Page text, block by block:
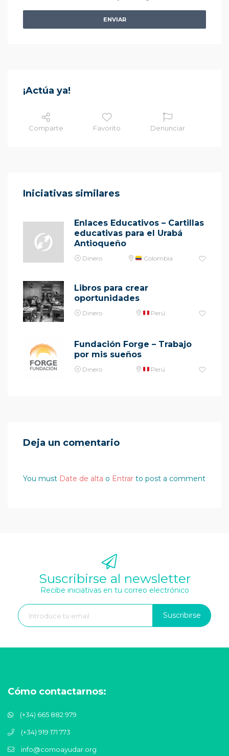
ENVIAR
¡Actúa ya!
Comparte Favorito Denunciar
Iniciativas similares
Enlaces Educativos – Cartillas
educativas para el Urabá
Antioqueño
Dinero Colombia
Libros para crear
oportunidades
Dinero Perú
Fundación Forge – Trabajo
por mis sueños
Dinero Perú
Deja un comentario
You must Date de alta o Entrar to post a comment
Suscribirse al newsletter
Recibe iniciativas en tu correo electrónico
Suscribirse
Cómo contactarnos:
(+34) 665 882 979
(+34) 919 171 773
info@comoayudar.org